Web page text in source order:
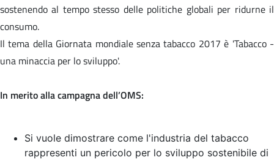
sostenendo al tempo stesso delle politiche globali per ridurne il
consumo.
Il tema della Giornata mondiale senza tabacco 2017 è 'Tabacco -
una minaccia per lo sviluppo'.
In merito alla campagna dell’OMS:
Si vuole dimostrare come l'industria del tabacco
rappresenti un pericolo per lo sviluppo sostenibile di